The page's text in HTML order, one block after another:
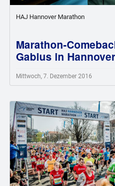
HAJ Hannover Marathon
Marathon-
Gabius in Hannover
Mittwoch, 7. Dezember 2016